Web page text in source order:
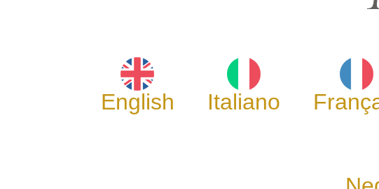
English Italiano